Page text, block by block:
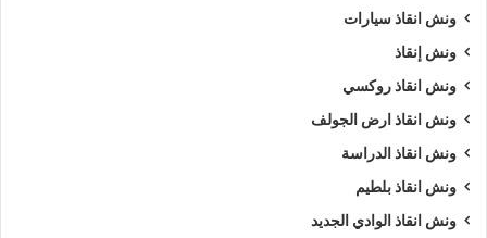
ونش انقاذ سيارات
من اهم اسباب نجاح شركة الرواد لـرفع و
الكبيرة في استغلال الوقت وتقديم خدمة
عالية باقل سعر وأن نصبح من
ونش انقاذ سيارات
المحافظات كما ننافس الشركات الاخري في مصر كما نسعى دائما
ونش انقاذ سيارات
ونش إنقاذ
ونش انقاذ روكسي
ونش انقاذ ارض الجولف
ونش انقاذ الدراسة
ونش انقاذ بلطيم
ونش انقاذ الوادي الجديد